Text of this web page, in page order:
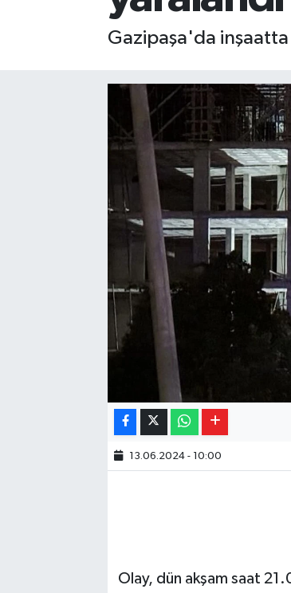
Gazipaşa'da inşaatta
13.06.2024 - 10:00
Olay, dün akşam saat
Gizlilik İlkeleri - Privacy Policy